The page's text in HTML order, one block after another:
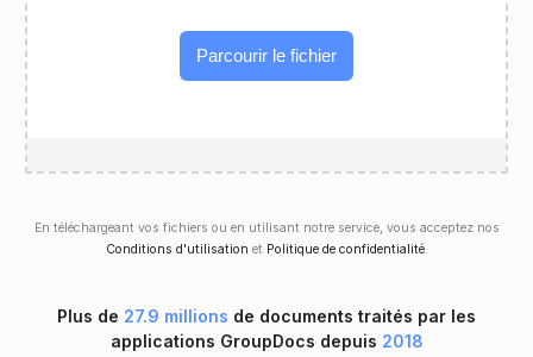
Parcourir le fichier
En téléchargeant vos fichiers ou en utilisant notre service, vous acceptez nos
Conditions d'utilisation et Politique de confidentialité.
Plus de 27.9 millions de documents traités par les
applications GroupDocs depuis 2018